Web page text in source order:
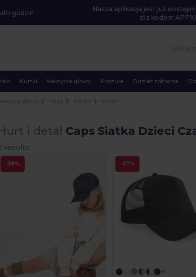
godzin
Nasza aplikacja jest już
zł z kodem
Kurtki Nakrycia głowy Koszule Odzież robocza
i detal Caps Siatka Dzieci
results.
-38% -37%
+1